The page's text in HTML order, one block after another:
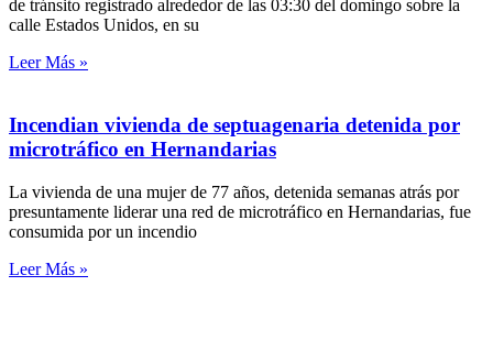
de tránsito registrado alrededor de las 03:30 del domingo sobre la
calle Estados Unidos, en su
Leer Más »
Incendian vivienda de septuagenaria detenida por
microtráfico en Hernandarias
La vivienda de una mujer de 77 años, detenida semanas atrás por
presuntamente liderar una red de microtráfico en Hernandarias, fue
consumida por un incendio
Leer Más »